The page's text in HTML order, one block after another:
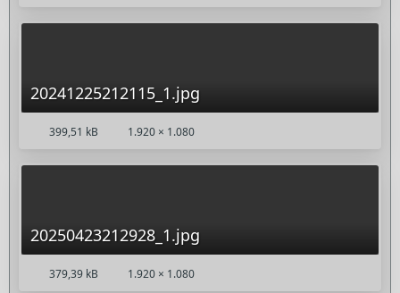
20241225212115_1.jpg
399,51 kB 1.920 × 1.080
20250423212928_1.jpg
379,39 kB 1.920 × 1.080